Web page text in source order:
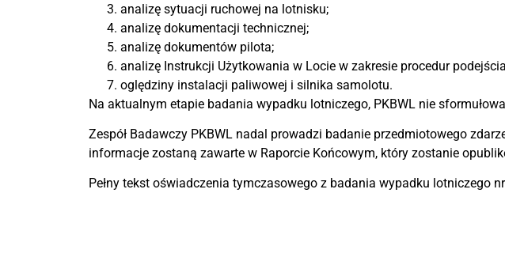
analizę sytuacji ruchowej na lotnisku;
analizę dokumentacji technicznej;
analizę dokumentów pilota;
analizę Instrukcji Użytkowania w Locie w zakresie procedur
oględziny instalacji paliwowej i silnika samolotu.
Na aktualnym etapie badania wypadku lotniczego, PKBWL nie
Zespół Badawczy PKBWL nadal prowadzi badanie przedmiotowego
informacje zostaną zawarte w Raporcie Końcowym, który zostanie
Pełny tekst oświadczenia tymczasowego z badania wypadku lotniczego